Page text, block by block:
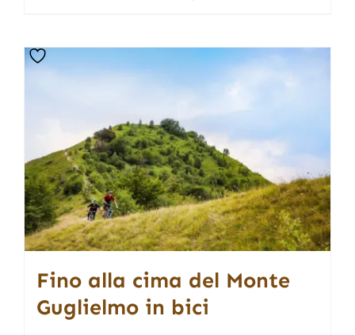
Fino alla cima del Monte
Guglielmo in bici